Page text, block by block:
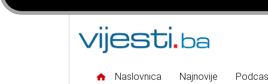
Naslovnica Najnovije